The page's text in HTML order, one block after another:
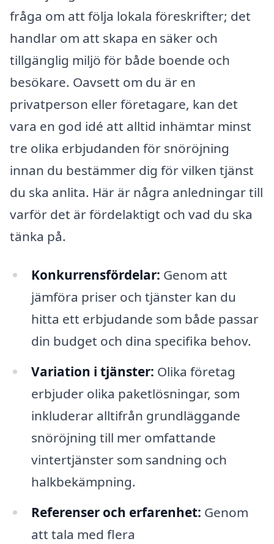
fråga om att följa lokala föreskrifter; det
handlar om att skapa en säker och
tillgänglig miljö för både boende och
besökare. Oavsett om du är en
privatperson eller företagare, kan det
vara en god idé att alltid inhämtar minst
tre olika erbjudanden för snöröjning
innan du bestämmer dig för vilken tjänst
du ska anlita. Här är några anledningar till
varför det är fördelaktigt och vad du ska
tänka på.
Konkurrensfördelar: Genom att
jämföra priser och tjänster kan du
hitta ett erbjudande som både passar
din budget och dina specifika behov.
Variation i tjänster: Olika företag
erbjuder olika paketlösningar, som
inkluderar alltifrån grundläggande
snöröjning till mer omfattande
vintertjänster som sandning och
halkbekämpning.
Referenser och erfarenhet: Genom
att tala med flera